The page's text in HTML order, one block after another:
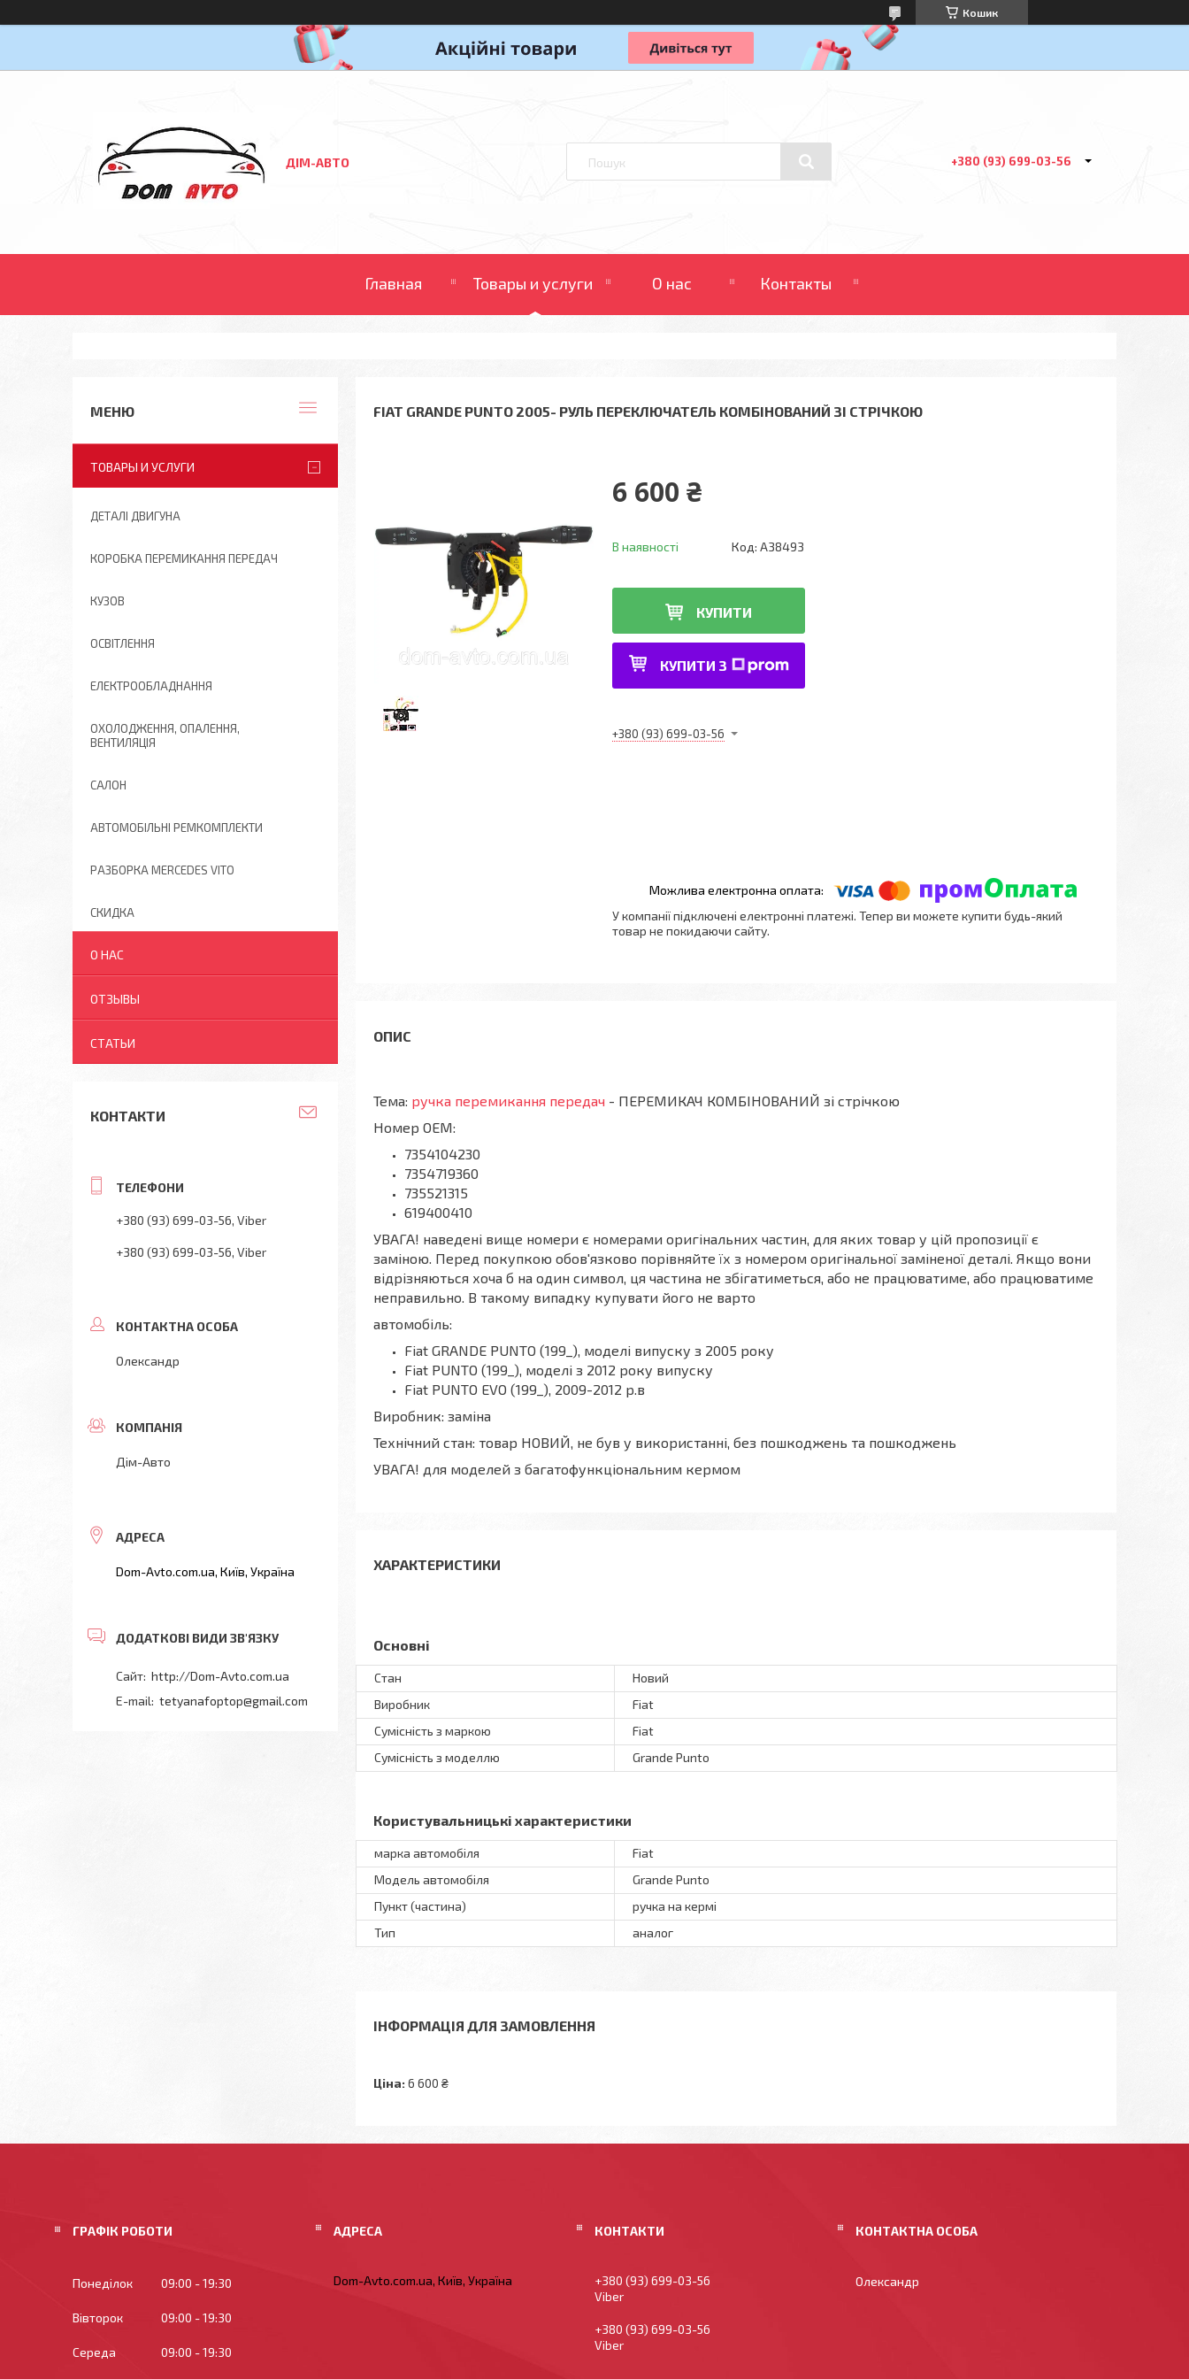
Кошик
ДІМ-АВТО +380 (93) 699-03-56
Главная Товары и услуги О нас Контакты
FIAT GRANDE PUNTO 2005- РУЛЬ ПЕРЕКЛЮЧАТЕЛЬ КОМБІНОВАНИЙ ЗІ СТРІЧКОЮ
6 600 ₴
В наявності Код: A38493
КУПИТИ
КУПИТИ З
+380 (93) 699-03-56
У компанії підключені електронні платежі. Тепер ви можете купити будь-який
товар не покидаючи сайту.
Тема: ручка перемикання передач - ПЕРЕМИКАЧ КОМБІНОВАНИЙ зі стрічкою
Номер OEM:
7354104230
7354719360
735521315
619400410
УВАГА! наведені вище номери є номерами оригінальних частин, для яких товар у цій пропозиції є
заміною. Перед покупкою обов'язково порівняйте їх з номером оригінальної заміненої деталі. Якщо вони
відрізняються хоча б на один символ, ця частина не збігатиметься, або не працюватиме, або працюватиме
неправильно. В такому випадку купувати його не варто
автомобіль:
Fiat GRANDE PUNTO (199_), моделі випуску з 2005 року
Fiat PUNTO (199_), моделі з 2012 року випуску
Fiat PUNTO EVO (199_), 2009-2012 р.в
Виробник: заміна
Технічний стан: товар НОВИЙ, не був у використанні, без пошкоджень та пошкоджень
УВАГА! для моделей з багатофункціональним кермом
ХАРАКТЕРИСТИКИ
Основні
Стан
Новий
Виробник
Fiat
Сумісність з маркою
Fiat
Сумісність з моделлю
Grande Punto
Користувальницькі характеристики
марка автомобіля
Fiat
Модель автомобіля
Grande Punto
Пункт (частина)
ручка на кермі
Тип
аналог
ІНФОРМАЦІЯ ДЛЯ ЗАМОВЛЕННЯ
Ціна: 6 600 ₴
ТОВАРЫ И УСЛУГИ
ДЕТАЛІ ДВИГУНА
КОРОБКА ПЕРЕМИКАННЯ ПЕРЕДАЧ
КУЗОВ
ОСВІТЛЕННЯ
ЕЛЕКТРООБЛАДНАННЯ
ОХОЛОДЖЕННЯ, ОПАЛЕННЯ,
ВЕНТИЛЯЦІЯ
САЛОН
АВТОМОБІЛЬНІ РЕМКОМПЛЕКТИ
РАЗБОРКА MERCEDES VITO
СКИДКА
О НАС
ОТЗЫВЫ
СТАТЬИ
КОНТАКТИ
+380 (93) 699-03-56 Viber
+380 (93) 699-03-56 Viber
Олександр
Дім-Авто
Dom-Avto.com.ua, Київ, Україна
http://Dom-Avto.com.ua
tetyanafoptop@gmail.com
ГРАФІК РОБОТИ
Понеділок 09:00 19:30
Вівторок 09:00 19:30
Середа 09:00 19:30
Dom-Avto.com.ua, Київ, Україна
+380 (93) 699-03-56
Viber
+380 (93) 699-03-56
Viber
Олександр